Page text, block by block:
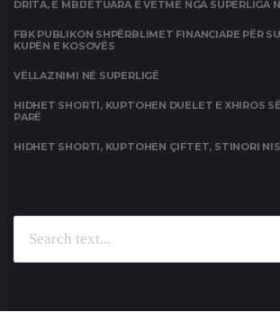
DRITA, E MBIJETUARA E VETME NGA SUPERLIGA
FBK PUBLIKON SHPËRBLIMET FINANCIARE PËR
KUPËN E KOSOVËS
VËLLAZNIMI NË SUPERLIGË
HIDHET SHORTI, KUPTOHEN DUELET E XHIROS
PARË
HIDHET SHORTI, KUPTOHEN ÇIFTET, STINORI